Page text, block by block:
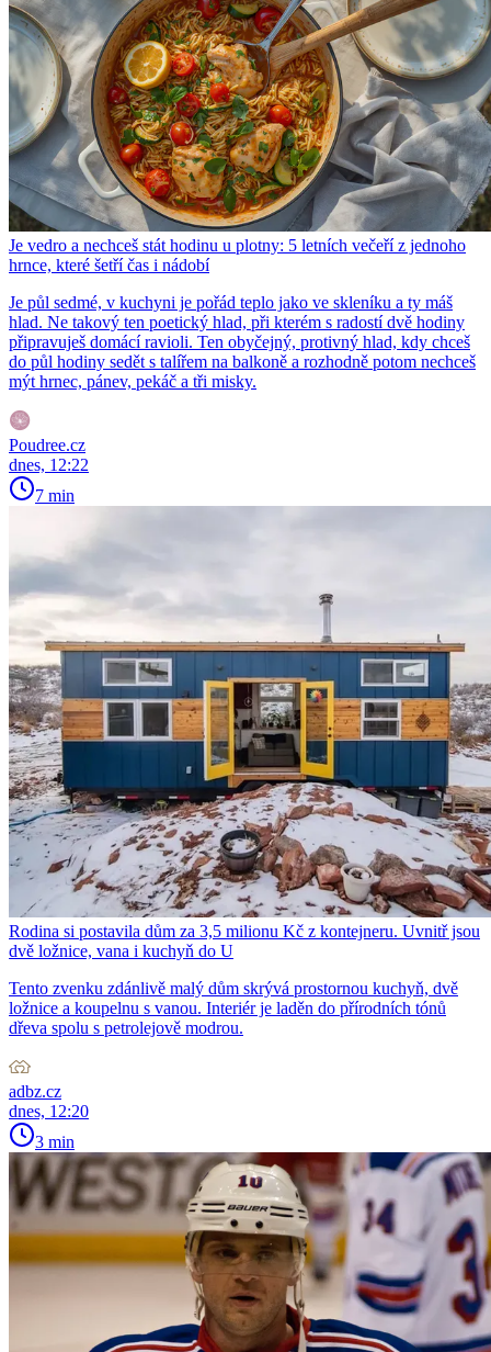
Je vedro a nechceš stát hodinu u plotny: 5 letních večeří z jednoho
hrnce, které šetří čas i nádobí
Je půl sedmé, v kuchyni je pořád teplo jako ve skleníku a ty máš
hlad. Ne takový ten poetický hlad, při kterém s radostí dvě hodiny
připravuješ domácí ravioli. Ten obyčejný, protivný hlad, kdy chceš
do půl hodiny sedět s talířem na balkoně a rozhodně potom nechceš
mýt hrnec, pánev, pekáč a tři misky.
Poudree.cz
dnes, 12:22
7 min
Rodina si postavila dům za 3,5 milionu Kč z kontejneru. Uvnitř jsou
dvě ložnice, vana i kuchyň do U
Tento zvenku zdánlivě malý dům skrývá prostornou kuchyň, dvě
ložnice a koupelnu s vanou. Interiér je laděn do přírodních tónů
dřeva spolu s petrolejově modrou.
adbz.cz
dnes, 12:20
3 min